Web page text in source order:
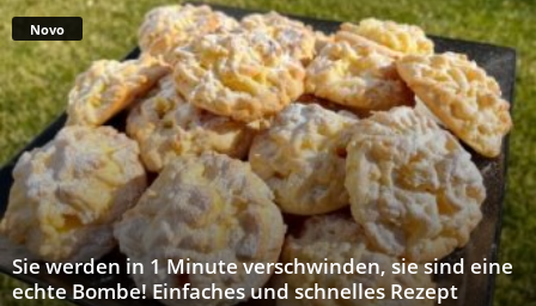
Novo
Sie werden in 1 Minute verschwinden, sie sind eine
echte Bombe! Einfaches und schnelles Rezept